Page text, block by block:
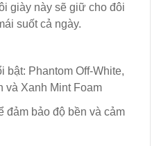
giày này sẽ giữ cho đôi
suốt cả ngày.
bật: Phantom Off-White,
và Xanh Mint Foam
đảm bảo độ bền và cảm